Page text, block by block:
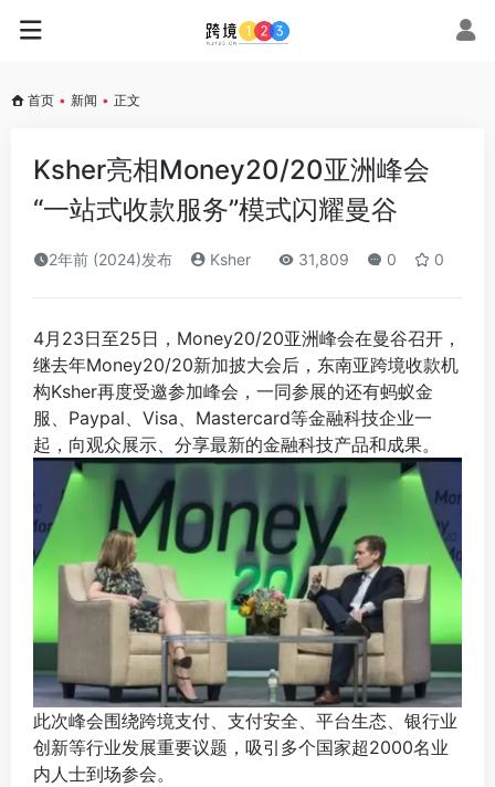
首页 • 新闻 • 正文
Ksher亮相Money20/20亚洲峰会
“一站式收款服务”模式闪耀曼谷
2年前 (2024)发布 Ksher 31,809 0 0
4月23日至25日，Money20/20亚洲峰会在曼谷召开，
继去年Money20/20新加披大会后，东南亚跨境收款机
构Ksher再度受邀参加峰会，一同参展的还有蚂蚁金
服、Paypal、Visa、Mastercard等金融科技企业一
起，向观众展示、分享最新的金融科技产品和成果。
此次峰会围绕跨境支付、支付安全、平台生态、银行业
创新等行业发展重要议题，吸引多个国家超2000名业
内人士到场参会。